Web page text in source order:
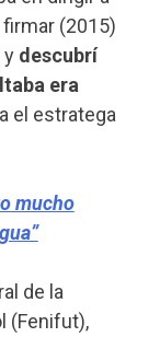
(2015)
y descubrí
era
el estratega
mucho
de la
(Fenifut),